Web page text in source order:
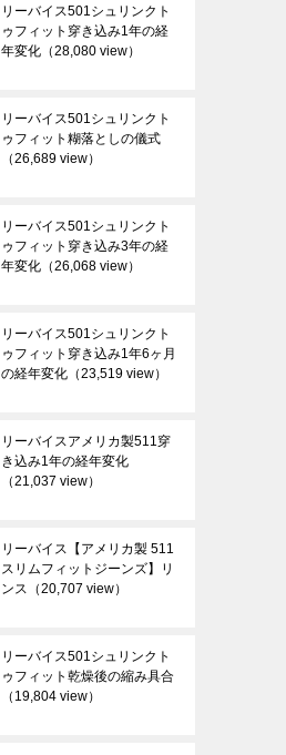
リーバイス501シュリンクト
ゥフィット穿き込み1年の経
年変化 （28,080 view）
リーバイス501シュリンクト
ゥフィット糊落としの儀式
（26,689 view）
リーバイス501シュリンクト
ゥフィット穿き込み3年の経
年変化 （26,068 view）
リーバイス501シュリンクト
ゥフィット穿き込み1年6ヶ月
の経年変化 （23,519 view）
リーバイスアメリカ製511穿
き込み1年の経年変化
（21,037 view）
リーバイス【アメリカ製 511
スリムフィットジーンズ】リ
ンス （20,707 view）
リーバイス501シュリンクト
ゥフィット乾燥後の縮み具合
（19,804 view）